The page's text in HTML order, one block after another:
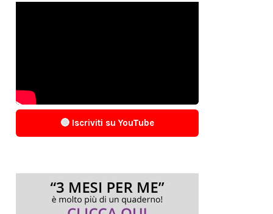
🔴 Iscriviti su YouTube